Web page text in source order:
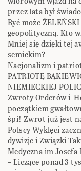
przez lata był
Być może
geopolityczną. Kto
Mniej się dzięki tej
semickim?
Nacjonalizm i
PATRIOTĘ
NIEMIECKIEJ
Zwroty Orderów i
początkiem
śpi! Zwrot już jest
Polscy Wyklęci
dywizje i Związki
Medyczna im Josefa
– Liczące ponad 3